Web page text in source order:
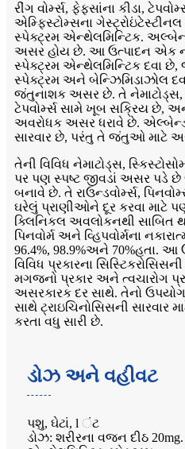
રીંગ વોર્મ્સ, ફેફસાંના કીડા,
એમ્ફિસ્ટોમ્સના
સ્પેક્ટ્રમ એન્થેલમિન્ટિક.
અસર હોય છે. આ ઉત્પાદન એક
સ્પેક્ટ્રમ એન્થેલમિન્ટિક દવા છે,
સ્પેક્ટ્રમ અને બેન્ઝિમિડાઝોલ
જંતુનાશક અસર છે. તે નેમાટોડ્સ,
ટેપવોર્મ્સ સામે ખૂબ સક્રિય છે, અને
અવરોધક અસર ધરાવે છે.
સારવાર છે, પરંતુ તે જંતુઓ માટે
તેની વિવિધ નેમાટોડ્સ,
પર પણ સ્પષ્ટ જીવડાં અસર પડે
બનાવે છે. તે રાઉન્ડવોર્મ્સ,
ઘરેલું પ્રાણીઓને દૂર કરવા માટે
ક્લિનિકલ અવલોકનથી સાબિત
પિનવોર્મ અને વ્હિપવોર્મના
96.4%, 98.9%અને 70%હતા.
વિવિધ પ્રકારના
મગજનો પ્રકાર અને ત્વચારોગ
અસરકારક દર સાથે. તેનો
સાથે ટ્રાઇચિનોસિસની સારવાર
કરતા વધુ સારી છે.
ડોઝ અને વહીવટ
પશુ, ઘેટાં, l ંટ
ડોઝ: શરીરના વજન દીઠ 20mg.